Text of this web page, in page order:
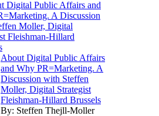
About Digital Public Affairs
and Why PR=Marketing. A
Discussion with Steffen
Moller, Digital Strategist
Fleishman-Hillard Brussels
By: Steffen Thejll-Moller